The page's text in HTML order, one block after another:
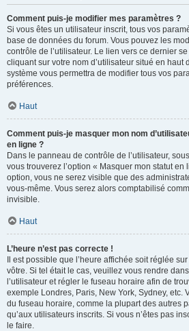
Comment puis-je modifier mes paramètres ?
Si vous êtes un utilisateur inscrit, tous vos
base de données du forum. Vous pouvez les
contrôle de l’utilisateur. Le lien vers ce dernier
cliquant sur votre nom d’utilisateur situé en haut
système vous permettra de modifier tous vos
préférences.
Haut
Comment puis-je masquer mon nom
en ligne ?
Dans le panneau de contrôle de l’utilisateur,
vous trouverez l’option « Masquer mon statut en
option, vous ne serez visible que des
vous-même. Vous serez alors comptabilisé
invisible.
Haut
L’heure n’est pas correcte !
Il est possible que l’heure affichée soit réglée
vôtre. Si tel était le cas, veuillez vous rendre
l’utilisateur et régler le fuseau horaire afin de
exemple Londres, Paris, New York, Sydney, etc.
du fuseau horaire, comme la plupart des autres
qu’aux utilisateurs inscrits. Si vous n’êtes pas
le faire.